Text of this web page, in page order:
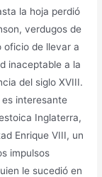
la hoja perdió
verdugos de
oficio de llevar a
inaceptable a la
del siglo XVIII.
interesante
Inglaterra,
Enrique VIII, un
impulsos
le sucedió en